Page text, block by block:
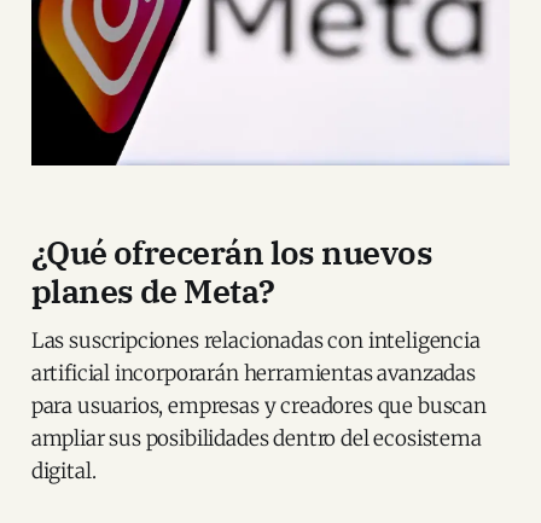
¿Qué ofrecerán los nuevos
planes de Meta?
Las suscripciones relacionadas con inteligencia
artificial incorporarán herramientas avanzadas
para usuarios, empresas y creadores que buscan
ampliar sus posibilidades dentro del ecosistema
digital.